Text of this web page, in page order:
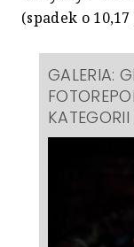
(spadek o
GALERIA: